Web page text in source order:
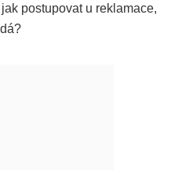
postupovat u reklamace,